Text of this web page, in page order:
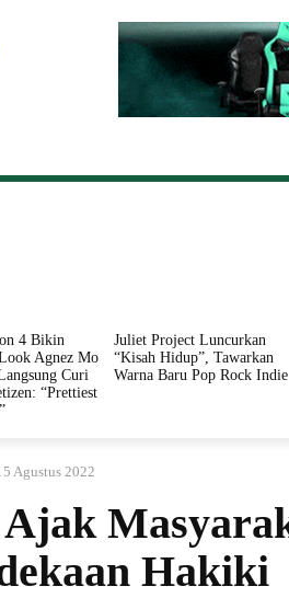
4 Bikin
Agnez Mo
Curi
“Prettiest
Juliet Project Luncurkan
“Kisah Hidup”, Tawarkan
Warna Baru Pop Rock Indie
Agustus 2022
Hakiki